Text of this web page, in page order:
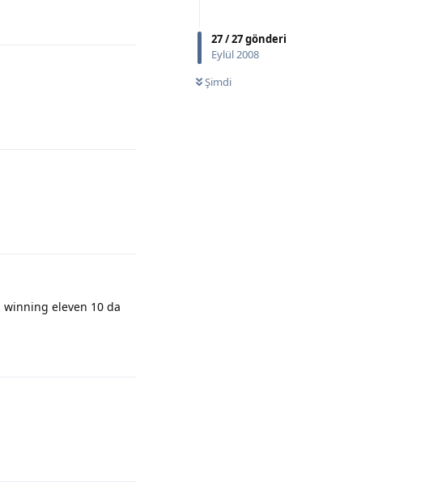
27/27gönderi
Eylül 2008
Şimdi
winning eleven 10 da